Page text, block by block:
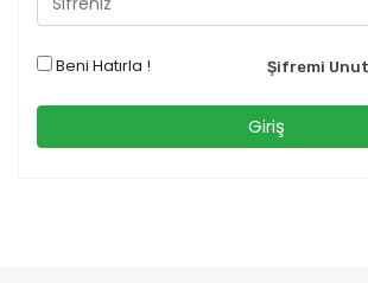
Beni Hatırla ! Şifremi